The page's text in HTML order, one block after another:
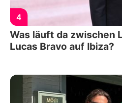
4
Was läuft da zwischen
Lucas Bravo auf Ibiza?